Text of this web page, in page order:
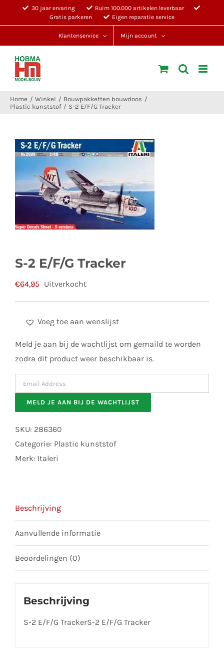
30 jaar ervaring
Ruim 100.000 artikelen leverbaar
Gratis parkeren
Eigen reparatie service
Klantenservice Mijn account
Home Winkel
Bouwpakketten bouwdoos
Plastic kunststof
S-2 E/F/G Tracker
S-2 E/F/G Tracker
€64,95 Uitverkocht
Voeg toe aan wenslijst
Meld je aan bij de wachtlijst om gemaild te worden
zodra dit product weer beschikbaar is.
Enter
your
email
address
to
this
MELD JE AAN BIJ DE WACHTLIJST
SKU: 286360
Categorie: Plastic kunststof
Merk: Italeri
Beschrijving
Aanvullende informatie
Beoordelingen (0)
Beschrijving
S-2 E/F/G TrackerS-2 E/F/G Tracker